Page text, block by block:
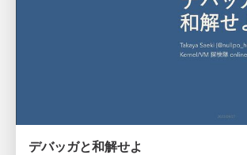
デバッガと和解せよ